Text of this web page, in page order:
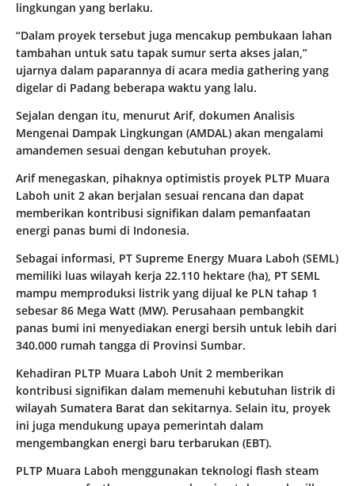
lingkungan yang berlaku.
“Dalam proyek tersebut juga mencakup pembukaan lahan
tambahan untuk satu tapak sumur serta akses jalan,”
ujarnya dalam paparannya di acara media gathering yang
digelar di Padang beberapa waktu yang lalu.
Sejalan dengan itu, menurut Arif, dokumen Analisis
Mengenai Dampak Lingkungan (AMDAL) akan mengalami
amandemen sesuai dengan kebutuhan proyek.
Arif menegaskan, pihaknya optimistis proyek PLTP Muara
Laboh unit 2 akan berjalan sesuai rencana dan dapat
memberikan kontribusi signifikan dalam pemanfaatan
energi panas bumi di Indonesia.
Sebagai informasi, PT Supreme Energy Muara Laboh (SEML)
memiliki luas wilayah kerja 22.110 hektare (ha), PT SEML
mampu memproduksi listrik yang dijual ke PLN tahap 1
sebesar 86 Mega Watt (MW). Perusahaan pembangkit
panas bumi ini menyediakan energi bersih untuk lebih dari
340.000 rumah tangga di Provinsi Sumbar.
Kehadiran PLTP Muara Laboh Unit 2 memberikan
kontribusi signifikan dalam memenuhi kebutuhan listrik di
wilayah Sumatera Barat dan sekitarnya. Selain itu, proyek
ini juga mendukung upaya pemerintah dalam
mengembangkan energi baru terbarukan (EBT).
PLTP Muara Laboh menggunakan teknologi flash steam